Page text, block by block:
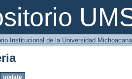
Institucional de la Universidad